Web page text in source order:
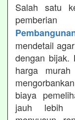
Salah satu
mendetail
dengan bijak.
harga
biaya
jauh lebih